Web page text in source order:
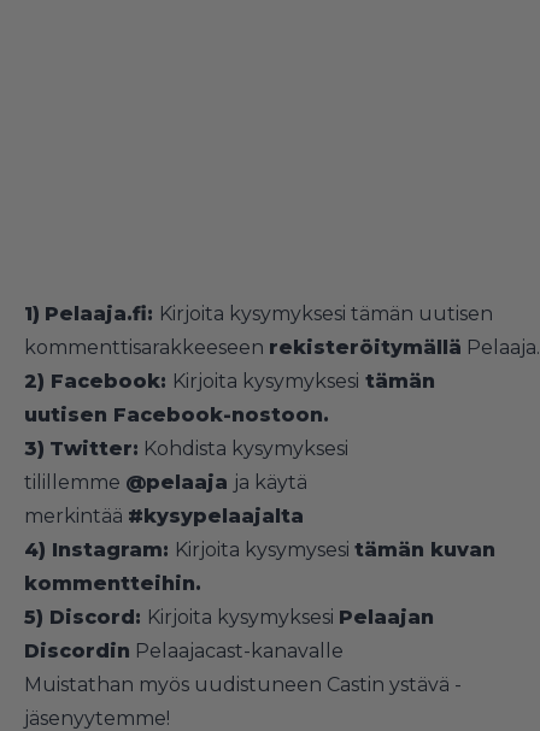
1) Pelaaja.fi: Kirjoita kysymyksesi tämän uutisen
kommenttisarakkeeseen rekisteröitymällä
2) Facebook: Kirjoita kysymyksesi tämän
uutisen Facebook-nostoon.
3) Twitter: Kohdista kysymyksesi
tilillemme @pelaaja ja käytä
merkintää #kysypelaajalta
4) Instagram: Kirjoita kysymysesi tämän kuvan
kommentteihin.
5) Discord: Kirjoita kysymyksesi Pelaajan
Discordin Pelaajacast-kanavalle
Muistathan myös uudistuneen Castin ystävä -
jäsenyytemme!